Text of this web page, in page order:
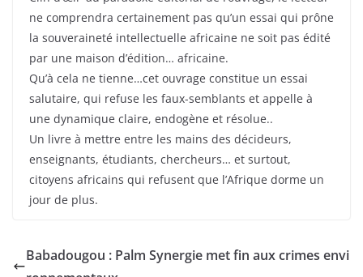
ne comprendra certainement pas qu’un essai qui prône
la souveraineté intellectuelle africaine ne soit pas édité
par une maison d’édition… africaine.
Qu’à cela ne tienne…cet ouvrage constitue un essai
salutaire, qui refuse les faux-semblants et appelle à
une dynamique claire, endogène et résolue..
Un livre à mettre entre les mains des décideurs,
enseignants, étudiants, chercheurs… et surtout,
citoyens africains qui refusent que l’Afrique dorme un
jour de plus.
Babadougou : Palm Synergie met fin aux crimes envi